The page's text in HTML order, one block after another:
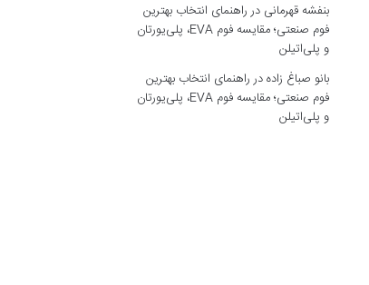
بنفشه قهرمانی درراهنمای انتخاب بهترین
فوم صنعتی؛ مقایسه فوم EVA، پلی‌یورتان
و پلی‌اتیلن
بانو صباغ زادهدرراهنمای انتخاب بهترین
فوم صنعتی؛ مقایسه فوم EVA، پلی‌یورتان
و پلی‌اتیلن